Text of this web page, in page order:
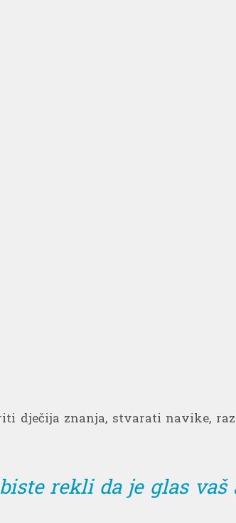
dječija znanja, stvarati navike,
rekli da je glas vaš